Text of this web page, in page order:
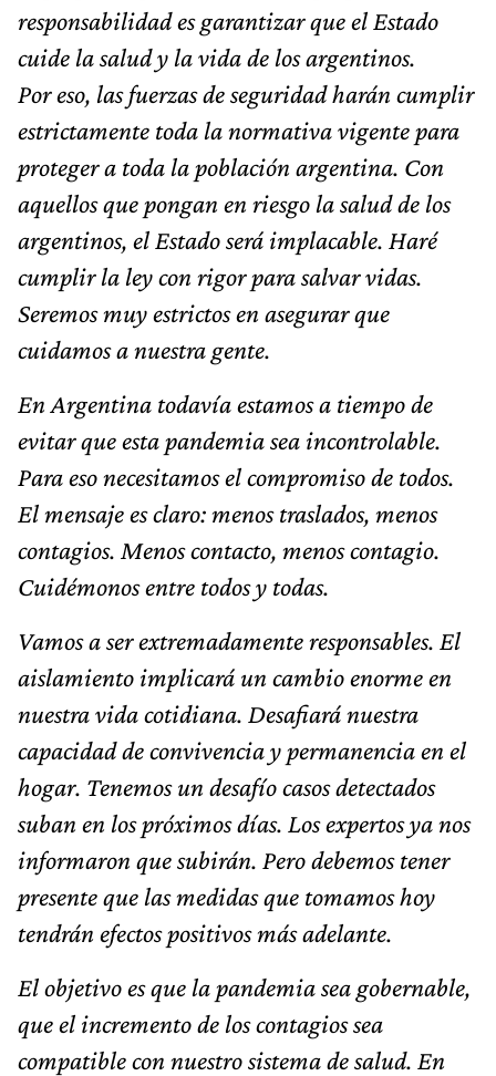
responsabilidad es garantizar que el Estado
cuide la salud y la vida de los argentinos.
Por eso, las fuerzas de seguridad harán cumplir
estrictamente toda la normativa vigente para
proteger a toda la población argentina. Con
aquellos que pongan en riesgo la salud de los
argentinos, el Estado será implacable. Haré
cumplir la ley con rigor para salvar vidas.
Seremos muy estrictos en asegurar que
cuidamos a nuestra gente.
En Argentina todavía estamos a tiempo de
evitar que esta pandemia sea incontrolable.
Para eso necesitamos el compromiso de todos.
El mensaje es claro: menos traslados, menos
contagios. Menos contacto, menos contagio.
Cuidémonos entre todos y todas.
Vamos a ser extremadamente responsables. El
aislamiento implicará un cambio enorme en
nuestra vida cotidiana. Desafiará nuestra
capacidad de convivencia y permanencia en el
hogar. Tenemos un desafío casos detectados
suban en los próximos días. Los expertos ya nos
informaron que subirán. Pero debemos tener
presente que las medidas que tomamos hoy
tendrán efectos positivos más adelante.
El objetivo es que la pandemia sea gobernable,
que el incremento de los contagios sea
compatible con nuestro sistema de salud. En